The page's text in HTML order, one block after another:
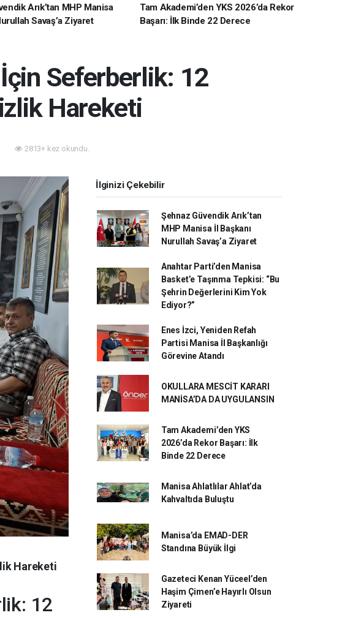
Arık’tan MHP Manisa
Savaş’a Ziyaret
Tam Akademi’den YKS 2026’da Rekor
Başarı: İlk Binde 22 Derece
İçin Seferberlik: 12
Hareketi
2813+ kez okundu.
Hareketi
12
İlginizi Çekebilir
Şehnaz Güvendik Arık’tan
MHP Manisa İl Başkanı
Nurullah Savaş’a Ziyaret
Anahtar Parti’den Manisa
Basket’e Taşınma Tepkisi: “Bu
Şehrin Değerlerini Kim Yok
Ediyor?”
Enes İzci, Yeniden Refah
Partisi Manisa İl Başkanlığı
Görevine Atandı
OKULLARA MESCİT KARARI
MANİSA’DA DA UYGULANSIN
Tam Akademi’den YKS
2026’da Rekor Başarı: İlk
Binde 22 Derece
Manisa Ahlatlılar Ahlat’da
Kahvaltıda Buluştu
Manisa’da EMAD-DER
Standına Büyük İlgi
Gazeteci Kenan Yüceel’den
Haşim Çimen’e Hayırlı Olsun
Ziyareti